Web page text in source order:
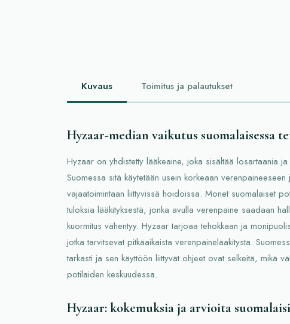
Kuvaus Toimitus ja palautukset
Hyzaar-median vaikutus suomalaisessa
Hyzaar on yhdistetty lääkeaine, joka sisältää losartaania
Suomessa sitä käytetään usein korkeaan verenpaineeseen
vajaatoimintaan liittyvissä hoidoissa. Monet suomalaiset
tuloksia lääkityksestä, jonka avulla verenpaine saadaan
kuormitus vähentyy. Hyzaar tarjoaa tehokkaan ja
jotka tarvitsevat pitkäaikaista verenpainelääkitystä.
tarkasti ja sen käyttöön liittyvät ohjeet ovat selkeitä, mikä
potilaiden keskuudessa.
Hyzaar: kokemuksia ja arvioita